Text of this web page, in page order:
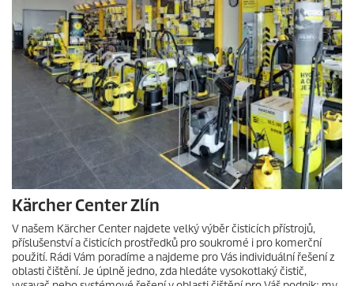
Kärcher Center Zlín
V našem Kärcher Center najdete velký výběr čisticích přístrojů,
příslušenství a čisticích prostředků pro soukromé i pro komerční
použití. Rádi Vám poradíme a najdeme pro Vás individuální řešení z
oblasti čištění. Je úplně jedno, zda hledáte vysokotlaký čistič,